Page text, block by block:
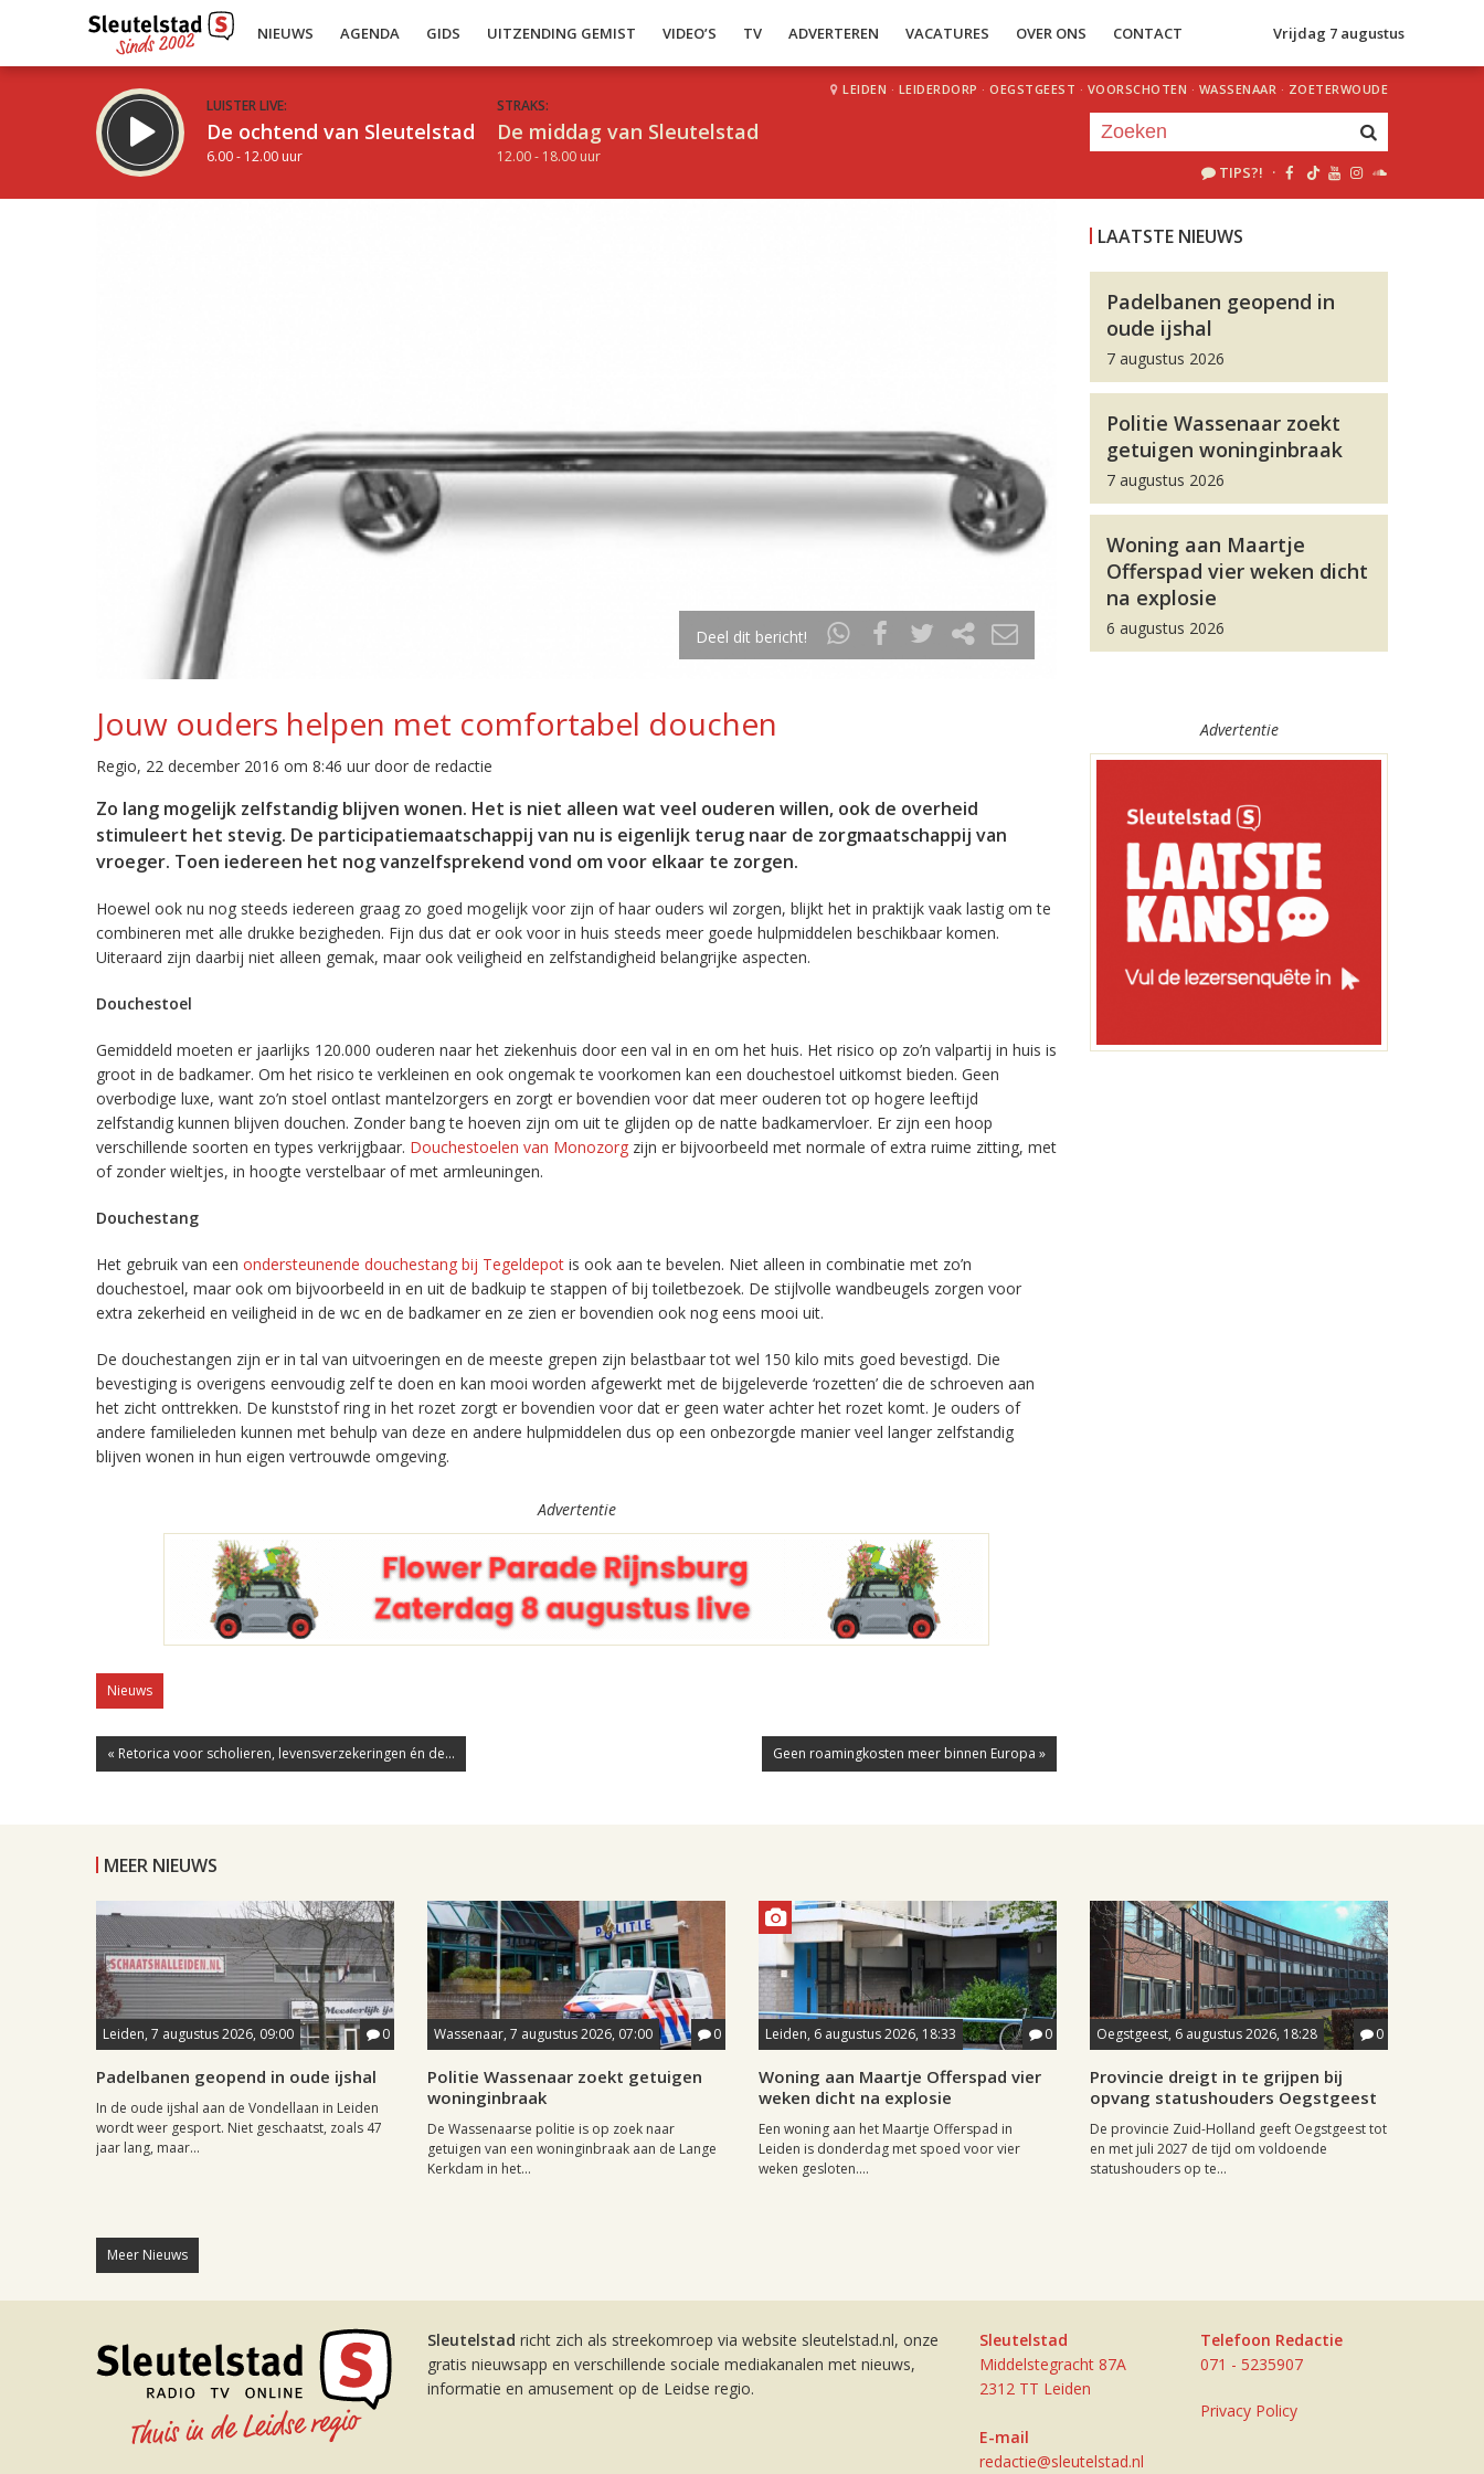
NIEUWS AGENDA GIDS UITZENDING GEMIST VIDEO’S TV ADVERTEREN VACATURES OVER ONS CONTACT Vrijdag 7 augustus
LUISTER LIVE:
De ochtend van Sleutelstad
6.00 - 12.00 uur
STRAKS:
De middag van Sleutelstad
12.00 - 18.00 uur
LEIDEN · LEIDERDORP · OEGSTGEEST · VOORSCHOTEN · WASSENAAR · ZOETERWOUDE
TIPS?! ·
Deel dit bericht!
Jouw ouders helpen met comfortabel douchen
Regio, 22 december 2016 om 8:46 uur door de redactie
Zo lang mogelijk zelfstandig blijven wonen. Het is niet alleen wat veel ouderen willen, ook de overheid
stimuleert het stevig. De participatiemaatschappij van nu is eigenlijk terug naar de zorgmaatschappij van
vroeger. Toen iedereen het nog vanzelfsprekend vond om voor elkaar te zorgen.
Hoewel ook nu nog steeds iedereen graag zo goed mogelijk voor zijn of haar ouders wil zorgen, blijkt het in praktijk vaak lastig om te
combineren met alle drukke bezigheden. Fijn dus dat er ook voor in huis steeds meer goede hulpmiddelen beschikbaar komen.
Uiteraard zijn daarbij niet alleen gemak, maar ook veiligheid en zelfstandigheid belangrijke aspecten.
Douchestoel
Gemiddeld moeten er jaarlijks 120.000 ouderen naar het ziekenhuis door een val in en om het huis. Het risico op zo’n valpartij in huis is
groot in de badkamer. Om het risico te verkleinen en ook ongemak te voorkomen kan een douchestoel uitkomst bieden. Geen
overbodige luxe, want zo’n stoel ontlast mantelzorgers en zorgt er bovendien voor dat meer ouderen tot op hogere leeftijd
zelfstandig kunnen blijven douchen. Zonder bang te hoeven zijn om uit te glijden op de natte badkamervloer. Er zijn een hoop
verschillende soorten en types verkrijgbaar. Douchestoelen van Monozorg zijn er bijvoorbeeld met normale of extra ruime zitting, met
of zonder wieltjes, in hoogte verstelbaar of met armleuningen.
Douchestang
Het gebruik van een ondersteunende douchestang bij Tegeldepot is ook aan te bevelen. Niet alleen in combinatie met zo’n
douchestoel, maar ook om bijvoorbeeld in en uit de badkuip te stappen of bij toiletbezoek. De stijlvolle wandbeugels zorgen voor
extra zekerheid en veiligheid in de wc en de badkamer en ze zien er bovendien ook nog eens mooi uit.
De douchestangen zijn er in tal van uitvoeringen en de meeste grepen zijn belastbaar tot wel 150 kilo mits goed bevestigd. Die
bevestiging is overigens eenvoudig zelf te doen en kan mooi worden afgewerkt met de bijgeleverde ‘rozetten’ die de schroeven aan
het zicht onttrekken. De kunststof ring in het rozet zorgt er bovendien voor dat er geen water achter het rozet komt. Je ouders of
andere familieleden kunnen met behulp van deze en andere hulpmiddelen dus op een onbezorgde manier veel langer zelfstandig
blijven wonen in hun eigen vertrouwde omgeving.
Advertentie
Nieuws
« Retorica voor scholieren, levensverzekeringen én de... Geen roamingkosten meer binnen Europa »
LAATSTE NIEUWS
Padelbanen geopend in
oude ijshal
7 augustus 2026
Politie Wassenaar zoekt
getuigen woninginbraak
7 augustus 2026
Woning aan Maartje
Offerspad vier weken dicht
na explosie
6 augustus 2026
Advertentie
MEER NIEUWS
Leiden, 7 augustus 2026, 09:00 0
Padelbanen geopend in oude ijshal
In de oude ijshal aan de Vondellaan in Leiden
wordt weer gesport. Niet geschaatst, zoals 47
jaar lang, maar...
Wassenaar, 7 augustus 2026, 07:00 0
Politie Wassenaar zoekt getuigen
woninginbraak
De Wassenaarse politie is op zoek naar
getuigen van een woninginbraak aan de Lange
Kerkdam in het...
Leiden, 6 augustus 2026, 18:33 0
Woning aan Maartje Offerspad vier
weken dicht na explosie
Een woning aan het Maartje Offerspad in
Leiden is donderdag met spoed voor vier
weken gesloten....
Oegstgeest, 6 augustus 2026, 18:28 0
Provincie dreigt in te grijpen bij
opvang statushouders Oegstgeest
De provincie Zuid-Holland geeft Oegstgeest tot
en met juli 2027 de tijd om voldoende
statushouders op te...
Meer Nieuws
Sleutelstad richt zich als streekomroep via website sleutelstad.nl, onze
gratis nieuwsapp en verschillende sociale mediakanalen met nieuws,
informatie en amusement op de Leidse regio.
Sleutelstad
Middelstegracht 87A
2312 TT Leiden
E-mail
redactie@sleutelstad.nl
Telefoon Redactie
071 - 5235907
Privacy Policy